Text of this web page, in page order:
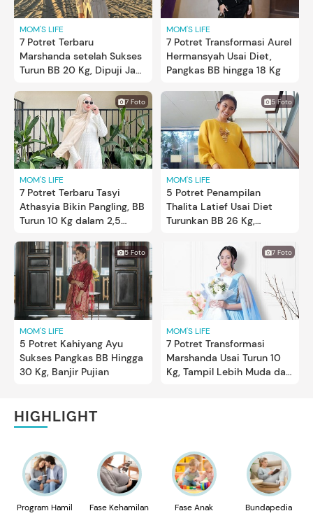
MOM'S LIFE
7 Potret Terbaru
Marshanda setelah Sukses
Turun BB 20 Kg, Dipuji Jadi
MOM'S LIFE
7 Potret Transformasi Aurel
Hermansyah Usai Diet,
Pangkas BB hingga 18 Kg
7 Foto
MOM'S LIFE
7 Potret Terbaru Tasyi
Athasyia Bikin Pangling, BB
Turun 10 Kg dalam 2,5
5 Foto
MOM'S LIFE
5 Potret Penampilan
Thalita Latief Usai Diet
Turunkan BB 26 Kg,
Hidup Sehat
5 Foto
MOM'S LIFE
5 Potret Kahiyang Ayu
Sukses Pangkas BB Hingga
30 Kg, Banjir Pujian
7 Foto
MOM'S LIFE
7 Potret Transformasi
Marshanda Usai Turun 10
Kg, Tampil Lebih Muda dan
HIGHLIGHT
Program Hamil Fase Kehamilan Fase Anak Bundapedia